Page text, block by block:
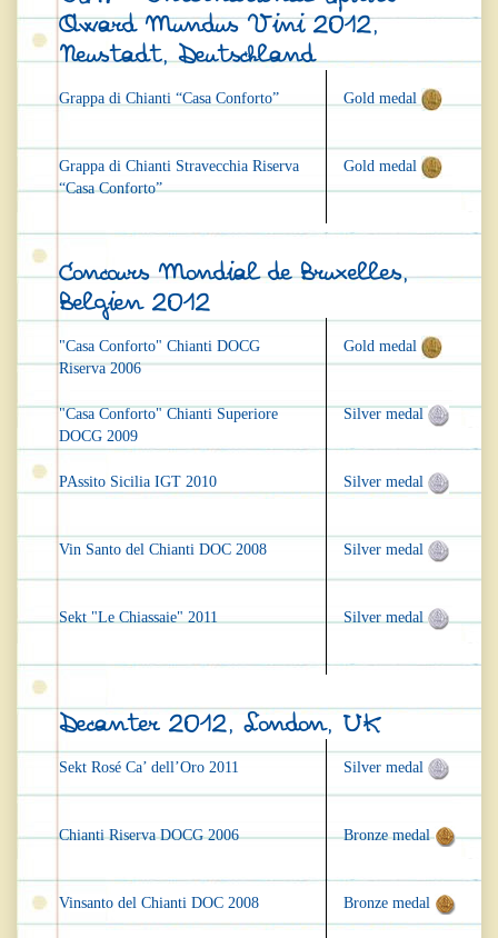
Award Mundus Vini 2012,
Neustadt, Deutschland
Grappa di Chianti “Casa Conforto”
Grappa di Chianti Stravecchia Riserva
“Casa Conforto”
Gold medal
Gold medal
Concours Mondial de Bruxelles,
Belgien 2012
"Casa Conforto" Chianti DOCG
Riserva 2006
"Casa Conforto" Chianti Superiore
DOCG 2009
PAssito Sicilia IGT 2010
Vin Santo del Chianti DOC 2008
Sekt "Le Chiassaie" 2011
Gold medal
Silver medal
Silver medal
Silver medal
Silver medal
Decanter 2012, London, UK
Sekt Rosé Ca’ dell’Oro 2011
Chianti Riserva DOCG 2006
Vinsanto del Chianti DOC 2008
Silver medal
Bronze medal
Bronze medal